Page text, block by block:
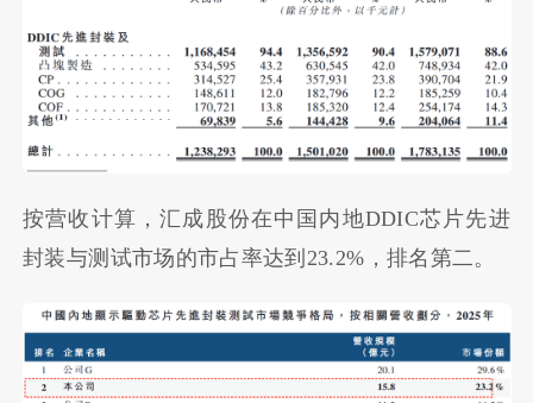
按营收计算，汇成股份在中国内地DDIC芯片先进
封装与测试市场的市占率达到23.2%，排名第二。